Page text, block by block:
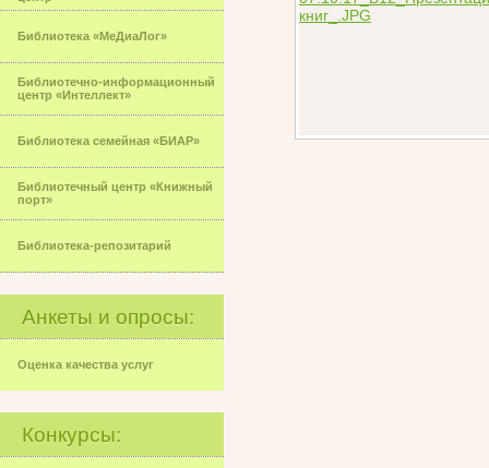
Библиотека «МеДиаЛог»
Библиотечно-информационный
центр «Интеллект»
Библиотека семейная «БИАР»
Библиотечный центр «Книжный
порт»
Библиотека-репозитарий
Анкеты и опросы:
Оценка качества услуг
Конкурсы: